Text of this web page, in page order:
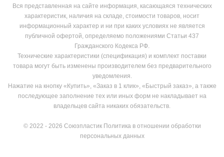
Вся представленная на сайте информация, касающаяся технических
характеристик, наличия на складе, стоимости товаров, носит
информационный характер и ни при каких условиях не является
публичной офертой, определяемо положениями Статьи 437
Гражданского Кодекса РФ.
Технические характеристики (спецификация) и комплект поставки
товара могут быть изменены производителем без предварительного
уведомления.
Нажатие на кнопку «Купить», «Заказ в 1 клик», «Быстрый заказ», а также
последующее заполнение тех или иных форм не накладывает на
владельцев сайта никаких обязательств.
© 2022 - 2026 Союзпластик Политика в отношении обработки
персональных данных